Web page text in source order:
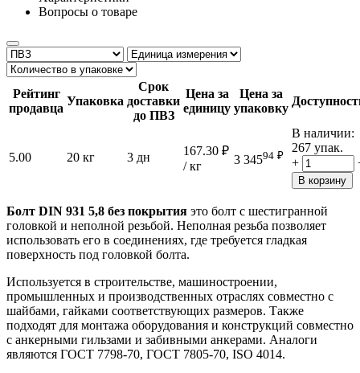
Вопросы о товаре
Рейтинг
продавца
Упаковка
Срок
доставки
до ПВЗ
Цена за
единицу
Цена за
упаковку
5.00 20 кг 3 дн 167.30 ₽
/ кг
3 34594 ₽
В наличии:
267 упак.
+
В корзину
Болт DIN 931 5,8 без покрытия это болт с шестигранной
головкой и неполной резьбой. Неполная резьба позволяет
использовать его в соединениях, где требуется гладкая
поверхность под головкой болта.
Используется в строительстве, машиностроении,
промышленных и производственных отраслях совместно с
шайбами, гайками соответствующих размеров. Также
подходят для монтажа оборудования и конструкций совместно
с анкерными гильзами и забивными анкерами. Аналоги
являются ГОСТ 7798-70, ГОСТ 7805-70, ISO 4014.